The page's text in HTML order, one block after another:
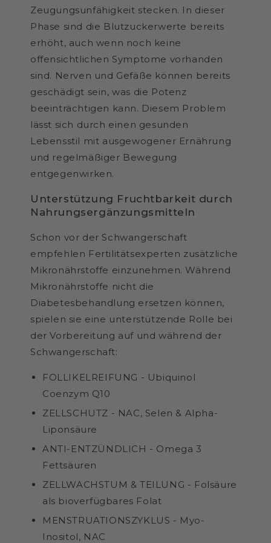
Zeugungsunfähigkeit stecken. In dieser
Phase sind die Blutzuckerwerte bereits
erhöht, auch wenn noch keine
offensichtlichen Symptome vorhanden
sind. Nerven und Gefäße können bereits
geschädigt sein, was die Potenz
beeinträchtigen kann. Diesem Problem
lässt sich durch einen gesunden
Lebensstil mit ausgewogener Ernährung
und regelmäßiger Bewegung
entgegenwirken.
Unterstützung Fruchtbarkeit durch
Nahrungsergänzungsmitteln
Schon vor der Schwangerschaft
empfehlen Fertilitätsexperten zusätzliche
Mikronährstoffe einzunehmen. Während
Mikronährstoffe nicht die
Diabetesbehandlung ersetzen können,
spielen sie eine unterstützende Rolle bei
der Vorbereitung auf und während der
Schwangerschaft:
FOLLIKELREIFUNG - Ubiquinol
Coenzym Q10
ZELLSCHUTZ - NAC, Selen & Alpha-
Liponsäure
ANTI-ENTZÜNDLICH - Omega 3
Fettsäuren
ZELLWACHSTUM & TEILUNG - Folsäure
als bioverfügbares Folat
MENSTRUATIONSZYKLUS - Myo-
Inositol, NAC